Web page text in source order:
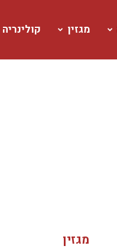
מגזין קולינריה
מגזין